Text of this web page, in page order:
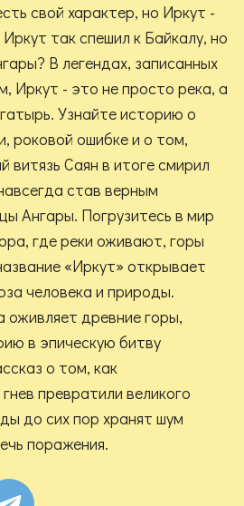
свой характер, но Иркут -
так спешил к Байкалу, но
В легендах, записанных
Иркут - это не просто река, а
Узнайте историю о
роковой ошибке и о том,
витязь Саян в итоге смирил
став верным
Ангары. Погрузитесь в мир
где реки оживают, горы
«Иркут» открывает
человека и природы.
оживляет древние горы,
в эпическую битву
о том, как
превратили великого
до сих пор хранят шум
поражения.